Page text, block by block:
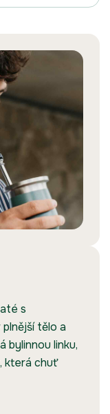
s
tělo a
bylinnou linku,
která chuť